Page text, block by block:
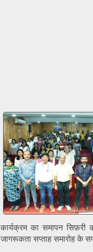
कार्यक्रम का समापन सिफ़री
जागरूकता सप्ताह समारोह के